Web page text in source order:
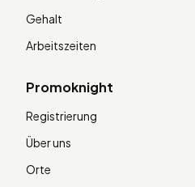
Gehalt
Arbeitszeiten
Promoknight
Registrierung
Über uns
Orte